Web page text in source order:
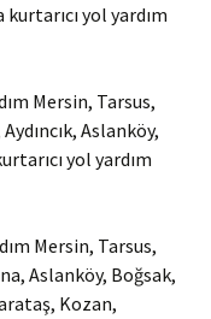
yol yardım
Mersin, Tarsus,
Aslanköy,
yol yardım
Mersin, Tarsus,
Aslanköy, Boğsak,
Kozan,